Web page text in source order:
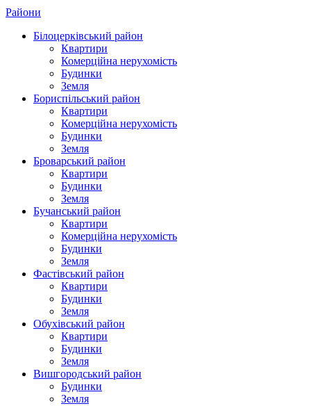
Райони
Білоцерківський район
Квартири
Комерційна нерухомість
Будинки
Земля
Бориспільський район
Квартири
Комерційна нерухомість
Будинки
Земля
Броварський район
Квартири
Будинки
Земля
Бучанський район
Квартири
Комерційна нерухомість
Будинки
Земля
Фастівський район
Квартири
Будинки
Земля
Обухівський район
Квартири
Будинки
Земля
Вишгородський район
Будинки
Земля